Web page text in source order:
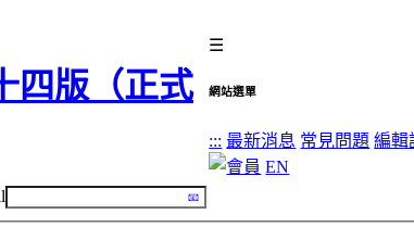
☰
網站選單
::: 最新消息 常見問題 編輯
EN